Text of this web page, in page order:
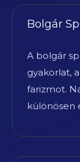
Bolgár
A bolgár
gyakorlat,
farizmot.
különösen